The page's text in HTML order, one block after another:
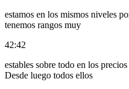
estamos en los mismos niveles
tenemos rangos muy
42:42
estables sobre todo en los
Desde luego todos ellos